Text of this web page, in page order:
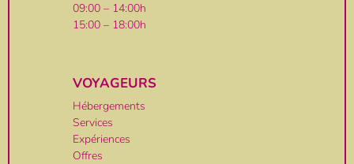
09:00 – 14:00h
15:00 – 18:00h
VOYAGEURS
Hébergements
Services
Expériences
Offres